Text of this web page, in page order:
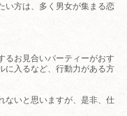
い方は、多く男女が集まる恋
るお見合いパーティーがおす
に入るなど、行動力がある方
ないと思いますが、是非、仕